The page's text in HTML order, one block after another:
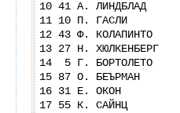
10 41 А.
11 10 П.
12 43 Ф.
13 27 Н.
14 5 Г.
15 87 О.
16 31 Е.
17 55 К.